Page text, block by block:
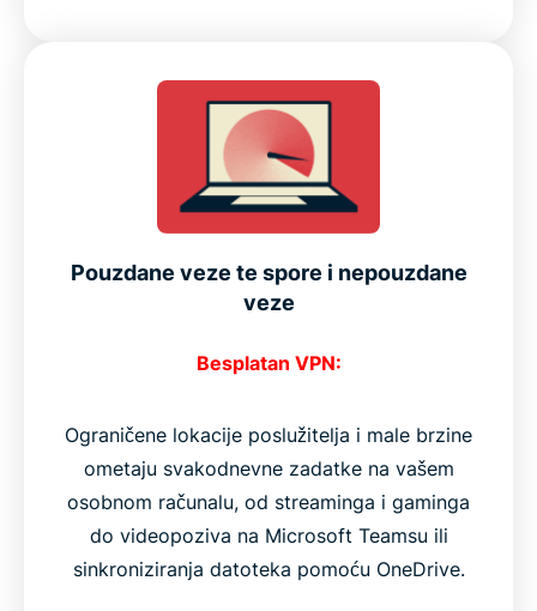
Pouzdane veze te spore i nepouzdane
veze
Besplatan VPN:
Ograničene lokacije poslužitelja i male brzine
ometaju svakodnevne zadatke na vašem
osobnom računalu, od streaminga i gaminga
do videopoziva na Microsoft Teamsu ili
sinkroniziranja datoteka pomoću OneDrive.